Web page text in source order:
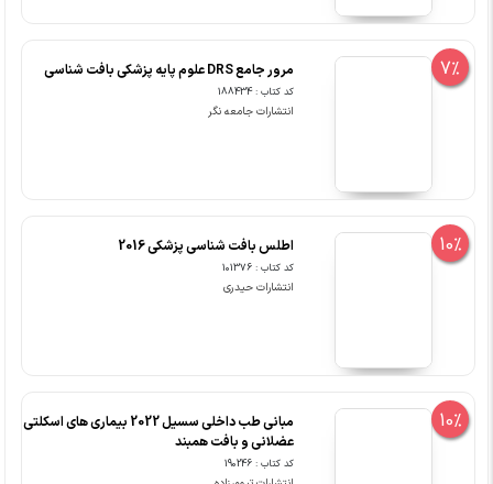
7% مرور جامع DRS علوم پایه پزشکی بافت شناسی
کد کتاب : 188434
انتشارات جامعه نگر
10% اطلس بافت شناسی پزشکی 2016
کد کتاب : 101376
انتشارات حیدری
10%
مبانی‏ طب‏ داخلی ‏سسیل‏ 2022 بیماری های اسکلتی
عضلانی و بافت همبند
کد کتاب : 190246